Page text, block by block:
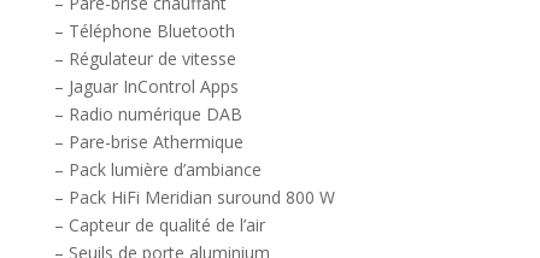
– Téléphone Bluetooth
– Régulateur de vitesse
– Jaguar InControl Apps
– Radio numérique DAB
– Pare-brise Athermique
– Pack lumière d’ambiance
– Pack HiFi Meridian suround 800 W
– Capteur de qualité de l’air
– Seuils de porte aluminium